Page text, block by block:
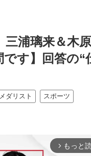
浦璃来＆木
す】回答の“
メダリスト スポーツ
arrow_forward_ios もっと